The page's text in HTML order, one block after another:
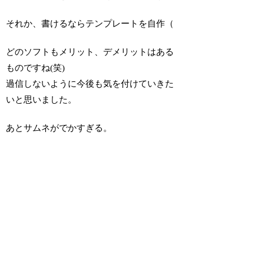
それか、書けるならテンプレートを自作（
どのソフトもメリット、デメリットはある
ものですね(笑)
過信しないように今後も気を付けていきた
いと思いました。
あとサムネがでかすぎる。